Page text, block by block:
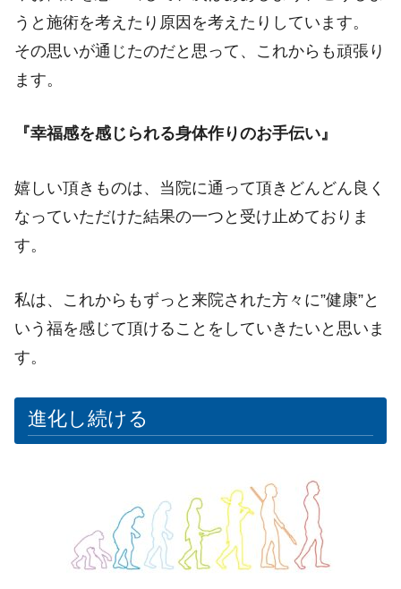
うと施術を考えたり原因を考えたりしています。
その思いが通じたのだと思って、これからも頑張り
ます。
『幸福感を感じられる身体作りのお手伝い』
嬉しい頂きものは、当院に通って頂きどんどん良く
なっていただけた結果の一つと受け止めておりま
す。
私は、これからもずっと来院された方々に”健康”と
いう福を感じて頂けることをしていきたいと思いま
す。
進化し続ける